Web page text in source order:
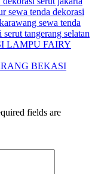
sewa tenda dekorasi
sewa tenda
tangerang selatan
LAMPU FAIRY
BEKASI
fields are